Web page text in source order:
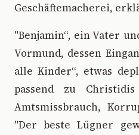
Geschäftemacherei,
"Benjamin“, ein Vater
Vormund, dessen
alle Kinder“, etwas
passend zu
Amtsmissbrauch,
"Der beste Lügner